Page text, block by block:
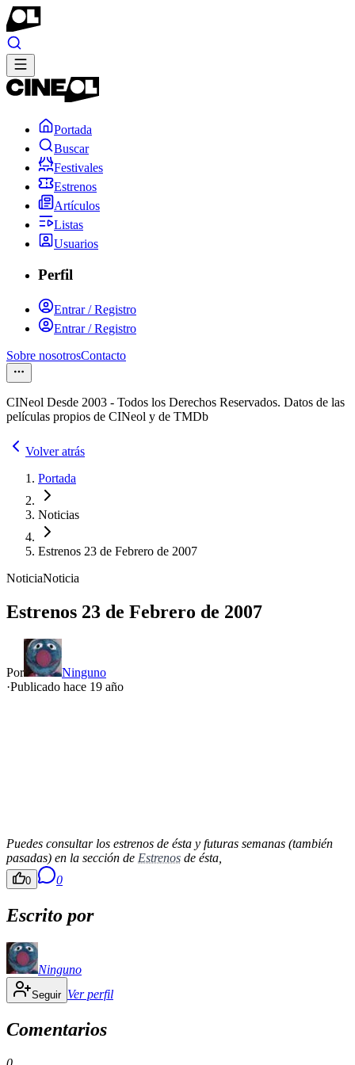
Portada
Buscar
Festivales
Estrenos
Artículos
Listas
Usuarios
Perfil
Entrar / Registro
Entrar / Registro
Sobre nosotrosContacto
CINeol Desde 2003 - Todos los Derechos Reservados. Datos de las
películas propios de CINeol y de TMDb
Volver atrás
Portada
Noticias
Estrenos 23 de Febrero de 2007
NoticiaNoticia
Estrenos 23 de Febrero de 2007
Por
Ninguno
·Publicado hace 19 año
Puedes consultar los estrenos de ésta y futuras semanas (también
pasadas) en la sección de Estrenos de ésta,
0 0
Escrito por
Ninguno
Seguir Ver perfil
Comentarios